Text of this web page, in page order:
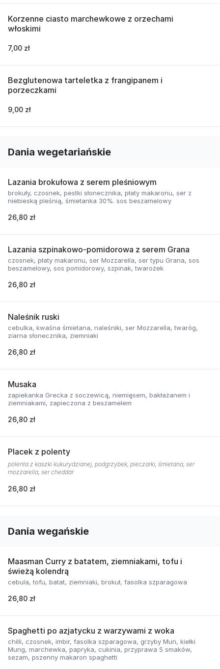
Korzenne ciasto marchewkowe z orzechami
włoskimi
7,00 zł
Bezglutenowa tarteletka z frangipanem i
porzeczkami
9,00 zł
Dania wegetariańskie
Lazania brokułowa z serem pleśniowym
brokuły, czosnek, pestki słonecznika, płaty makaronu, ser z
niebieską pleśnią, śmietanka 30%. sos beszamelowy
26,80 zł
Lazania szpinakowo-pomidorowa z serem Grana
czosnek, płaty makaronu, ser Mozzarella, ser typu Grana, sos
beszamelowy, sos pomidorowy, szpinak, twarożek
26,80 zł
Naleśnik ruski
cebulka, kwaśna śmietana, naleśniki, ser Mozzarella, twaróg,
ziarna słonecznika, ziemniaki
26,80 zł
Musaka
zapiekanka Grecka z soczewicą, niemięsem, bakłażanem i
ziemniakami, zapieczona z beszamelem
26,80 zł
Placek z polenty
polenta z kaszki kukurydzianej, podgrzybek, pieczarki, śmietana, ser
mozzarella, ser cheddar
26,80 zł
Dania wegańskie
Maasman Curry z batatem, ziemniakami, tofu i
świeżą kolendrą
cebula, tofu, batat, ziemniaki, brokuł, fasolka szparagowa
26,80 zł
Spaghetti po azjatycku z warzywami z woka
chilli, czosnek, imbir, fasolka szparagowa, grzyby Mun, kiełki
Mung, marchewka, papryka, cukinia, przyprawa 5 smaków,
sezam, pszenny makaron spaghetti